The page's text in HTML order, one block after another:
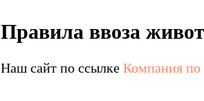
Правила ввоза
Наш сайт по ссылкеКомпания по